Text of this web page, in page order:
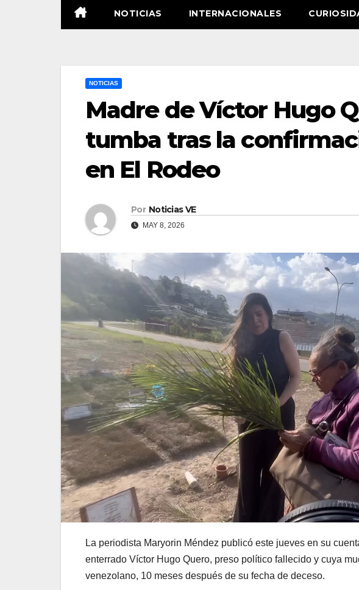
NOTICIAS INTERNACIONALES
NOTICIAS
Madre de Víctor Hugo
tumba tras la
en El Rodeo
Por Noticias VE
MAY 8, 2026
La periodista Maryorin Méndez publicó este jueves en su
enterrado Víctor Hugo Quero, preso político fallecido y cuya
venezolano, 10 meses después de su fecha de deceso.